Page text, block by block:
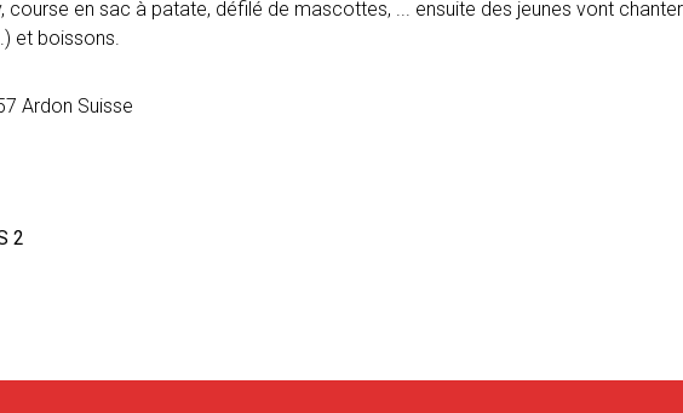
course en sac à patate, défilé de mascottes, ... ensuite des jeunes vont
et boissons.
Ardon Suisse
2